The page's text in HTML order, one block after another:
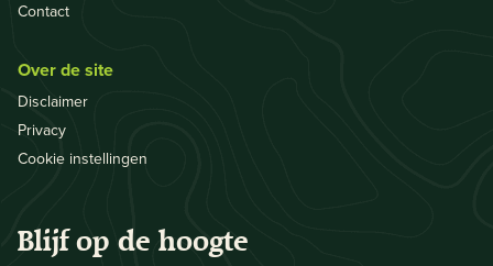
Contact
Over de site
Disclaimer
Privacy
Cookie instellingen
Blijf op de hoogte